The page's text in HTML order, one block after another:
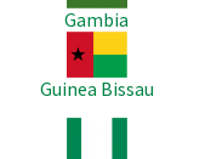
Gambia
Imagem
Guinea Bissau